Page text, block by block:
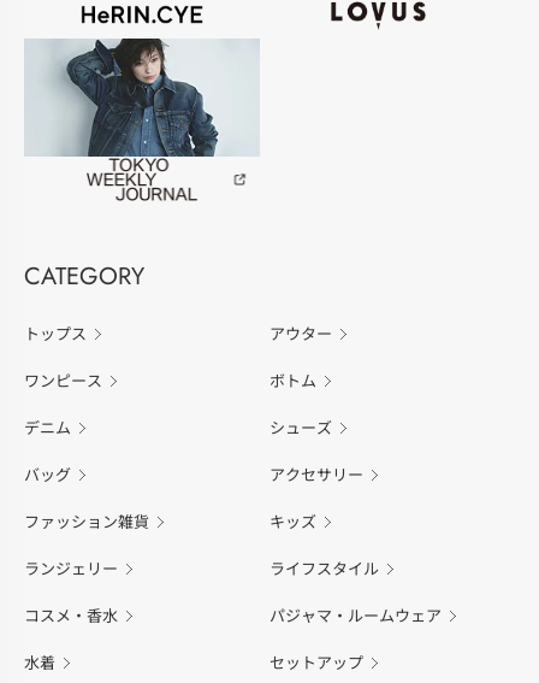
CATEGORY
トップス アウター
ワンピース ボトム
デニム シューズ
バッグ アクセサリー
ファッション雑貨 キッズ
ランジェリー ライフスタイル
コスメ・香水 パジャマ・ルームウェア
水着 セットアップ